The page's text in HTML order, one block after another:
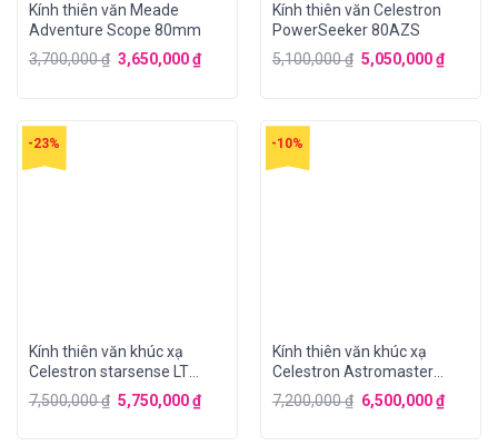
Kính thiên văn Meade
Adventure Scope 80mm
3,700,000₫ 3,650,000₫
Kính thiên văn Celestron
PowerSeeker 80AZS
5,100,000₫ 5,050,000₫
-23%
Kính thiên văn khúc xạ
Celestron starsense LT
80AZ
7,500,000₫ 5,750,000₫
-10%
Kính thiên văn khúc xạ
Celestron Astromaster
70EQ
7,200,000₫ 6,500,000₫